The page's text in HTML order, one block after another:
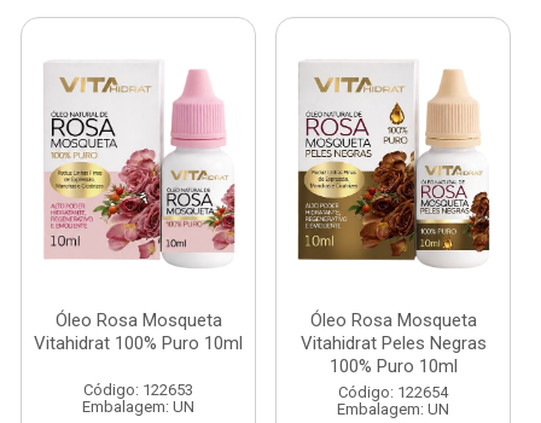
Óleo Rosa Mosqueta
Vitahidrat 100% Puro 10ml
Código: 122653
Embalagem: UN
Óleo Rosa Mosqueta
Vitahidrat Peles Negras
100% Puro 10ml
Código: 122654
Embalagem: UN